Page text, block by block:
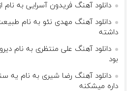
دانلود آهنگ فریدون آسرایی به نام
دانلود آهنگ مهدی نئو به نام
داشته
دانلود آهنگ علی منتظری به نام
بود
دانلود آهنگ رضا شیری به نام یه
داره میشکنه